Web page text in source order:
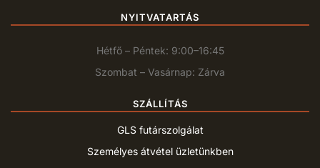
NYITVATARTÁS
Hétfő – Péntek: 9:00–16:45
Szombat – Vasárnap: Zárva
SZÁLLÍTÁS
GLS futárszolgálat
Személyes átvétel üzletünkben